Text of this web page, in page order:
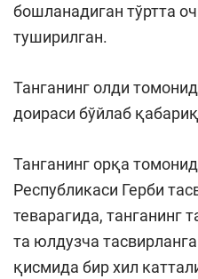
бошланадиган тўртта
туширилган.
Танганинг олди
доираси бўйлаб
Танганинг орқа
Республикаси Герби
теварагида, танганинг
та юлдузча
қисмида бир хил